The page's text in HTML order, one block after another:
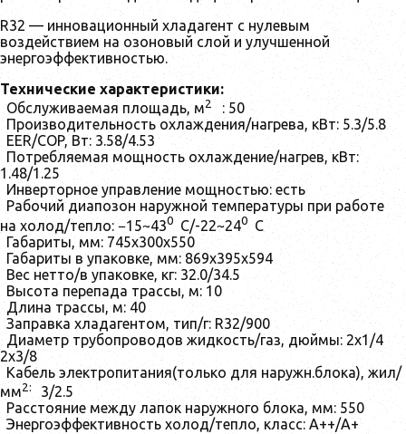
R32 — инновационный хладагент с нулевым
воздействием на озоновый слой и улучшенной
энергоэффективностью.
Технические характеристики:
Обслуживаемая площадь, м2
: 50
Производительность охлаждения/нагрева, кВт: 5.3/5.8
EER/COP, Вт: 3.58/4.53
Потребляемая мощность охлаждение/нагрев, кВт:
1.48/1.25
Инверторное управление мощностью: есть
Рабочий диапозон наружной температуры при работе
на холод/тепло: −15~430 С/-22~240 С
Габариты, мм: 745х300х550
Габариты в упаковке, мм: 869х395х594
Вес нетто/в упаковке, кг: 32.0/34.5
Высота перепада трассы, м: 10
Длина трассы, м: 40
Заправка хладагентом, тип/г: R32/900
Диаметр трубопроводов жидкость/газ, дюймы: 2х1/4
2х3/8
Кабель электропитания(только для наружн.блока), жил/
мм2:
3/2.5
Расстояние между лапок наружного блока, мм: 550
Энергоэффективность холод/тепло, класс: А++/А+